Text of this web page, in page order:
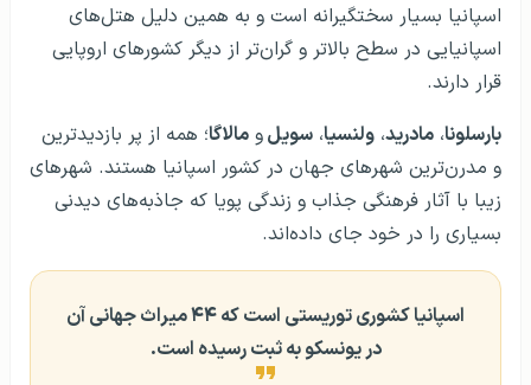
اسپانیا بسیار سختگیرانه است و به همین دلیل هتل‌های
اسپانیایی در سطح بالاتر و گران‌تر از دیگر کشورهای اروپایی
قرار دارند.
بارسلونا، مادرید، ولنسیا، سویلو مالاگا؛ همه از پر بازدیدترین
و مدرن‌ترین شهرهای جهان در کشور اسپانیا هستند. شهرهای
زیبا با آثار فرهنگی جذاب و زندگی پویا که جاذبه‌های دیدنی
بسیاری را در خود جای داده‌اند.
اسپانیا کشوری توریستی است که ۴۴ میراث جهانی آن
در یونسکو به ثبت رسیده است.